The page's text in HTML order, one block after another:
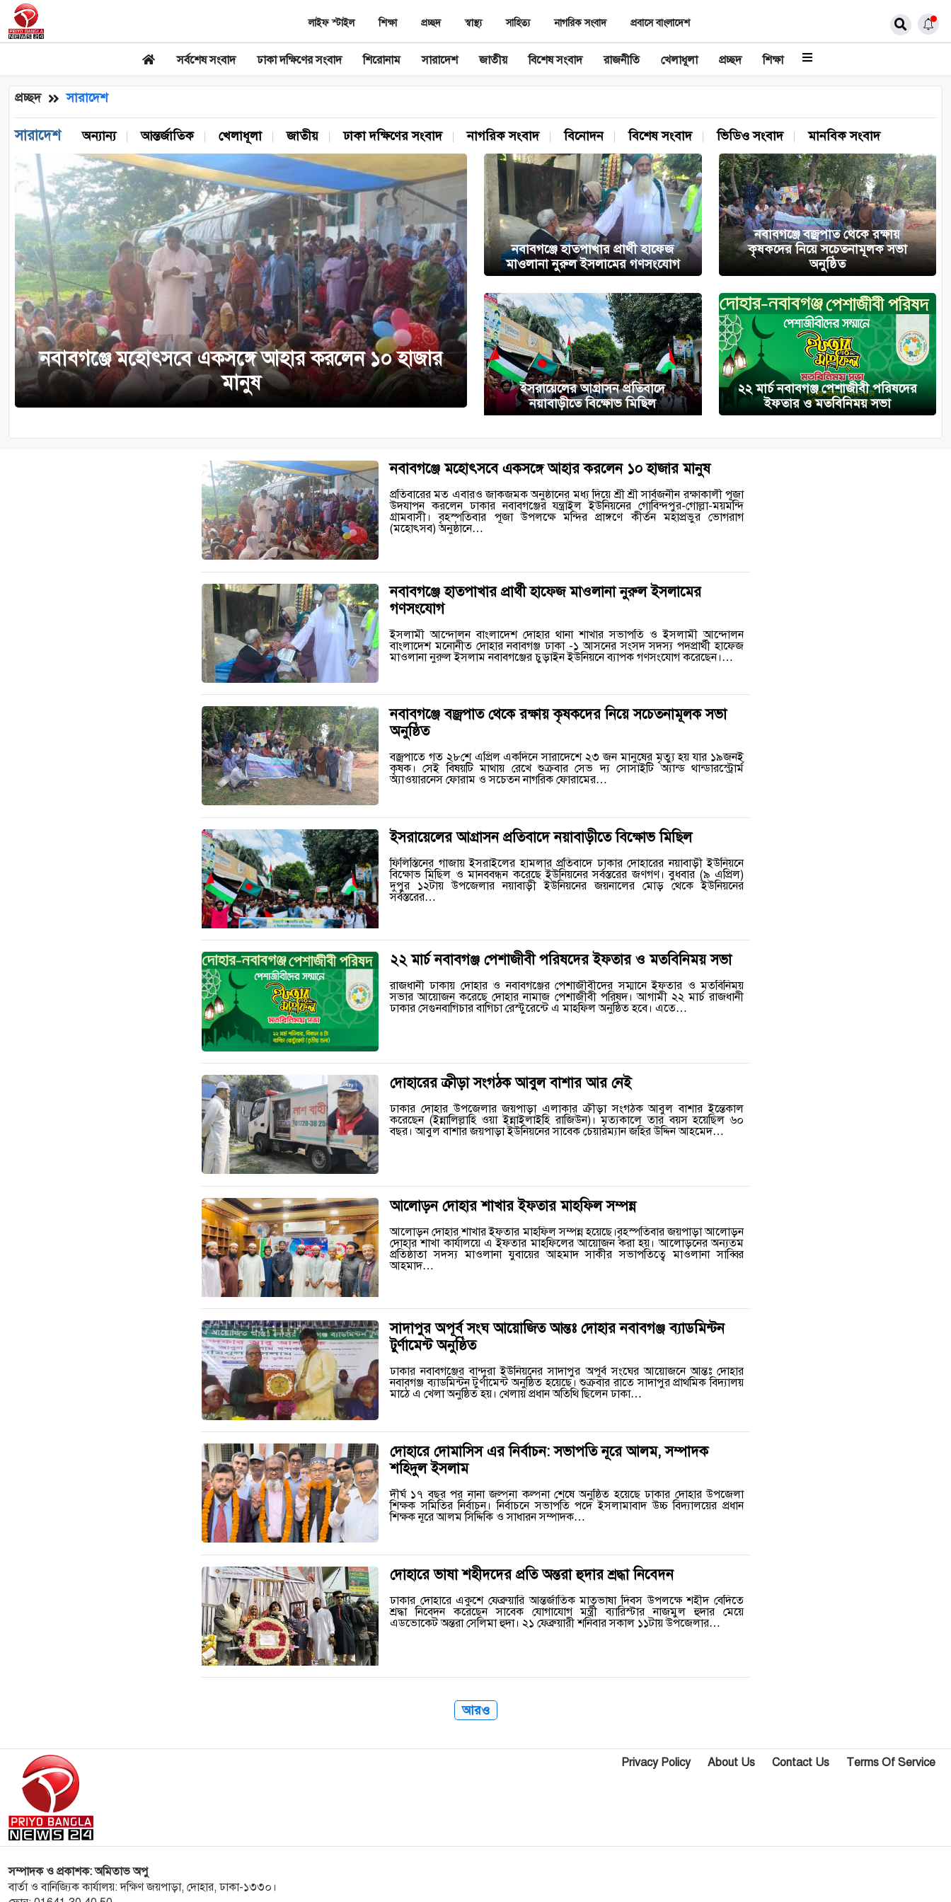
লাইফ স্টাইল শিক্ষা প্রচ্ছদ স্বাস্থ‌্য সাহিত‌্য নাগরিক সংবাদ প্রবাসে বাংলাদেশ
সর্বশেষ সংবাদ ঢাকা দক্ষিণের সংবাদ শিরোনাম সারাদেশ জাতীয় বিশেষ সংবাদ রাজনীতি খেলাধূলা প্রচ্ছদ শিক্ষা
প্রচ্ছদ সারাদেশ
সারাদেশ অন‌্যান‌্য আন্তর্জাতিক খেলাধূলা জাতীয় ঢাকা দক্ষিণের সংবাদ নাগরিক সংবাদ বিনোদন বিশেষ সংবাদ ভিডিও সংবাদ মানবিক সংবাদ
নবাবগঞ্জে মহোৎসবে একসঙ্গে আহার করলেন ১০ হাজার
মানুষ
নবাবগঞ্জে হাতপাখার প্রার্থী হাফেজ
মাওলানা নুরুল ইসলামের গণসংযোগ
নবাবগঞ্জে বজ্রপাত থেকে রক্ষায়
কৃষকদের নিয়ে সচেতনামূলক সভা
অনুষ্ঠিত
ইসরায়েলের আগ্রাসন প্রতিবাদে
নয়াবাড়ীতে বিক্ষোভ মিছিল
২২ মার্চ নবাবগঞ্জ পেশাজীবী পরিষদের
ইফতার ও মতবিনিময় সভা
নবাবগঞ্জে মহোৎসবে একসঙ্গে আহার করলেন ১০ হাজার মানুষ
প্রতিবারের মত এবারও জাকজমক অনুষ্ঠানের মধ্য দিয়ে শ্রী শ্রী সার্বজনীন রক্ষাকালী পূজা
উদযাপন করলেন ঢাকার নবাবগঞ্জের যন্ত্রাইল ইউনিয়নের গোবিন্দপুর-গোল্লা-ময়মন্দি
গ্রামবাসী। বৃহস্পতিবার পূজা উপলক্ষে মন্দির প্রাঙ্গণে কীর্তন মহাপ্রভুর ভোগরাগ
(মহোৎসব) অনুষ্ঠানে…
নবাবগঞ্জে হাতপাখার প্রার্থী হাফেজ মাওলানা নুরুল ইসলামের
গণসংযোগ
ইসলামী আন্দোলন বাংলাদেশ দোহার থানা শাখার সভাপতি ও ইসলামী আন্দোলন
বাংলাদেশ মনোনীত দোহার নবাবগঞ্জ ঢাকা -১ আসনের সংসদ সদস্য পদপ্রার্থী হাফেজ
মাওলানা নুরুল ইসলাম নবাবগঞ্জের চুড়াইন ইউনিয়নে ব্যাপক গণসংযোগ করেছেন।…
নবাবগঞ্জে বজ্রপাত থেকে রক্ষায় কৃষকদের নিয়ে সচেতনামূলক সভা
অনুষ্ঠিত
বজ্রপাতে গত ২৮শে এপ্রিল একদিনে সারাদেশে ২৩ জন মানুষের মৃত্যু হয় যার ১৯জনই
কৃষক। সেই বিষয়টি মাথায় রেখে শুক্রবার সেভ দ্য সোসাইটি অ্যান্ড থান্ডারস্ট্রোর্ম
অ্যাওয়ারনেস ফোরাম ও সচেতন নাগরিক ফোরামের…
ইসরায়েলের আগ্রাসন প্রতিবাদে নয়াবাড়ীতে বিক্ষোভ মিছিল
ফিলিস্তিনের গাজায় ইসরাইলের হামলার প্রতিবাদে ঢাকার দোহারের নয়াবাড়ী ইউনিয়নে
বিক্ষোভ মিছিল ও মানববন্ধন করেছে ইউনিয়নের সর্বস্তরের জণগণ। বুধবার (৯ এপ্রিল)
দুপুর ১২টায় উপজেলার নয়াবাড়ী ইউনিয়নের জয়নালের মোড় থেকে ইউনিয়নের
সর্বস্তরের…
২২ মার্চ নবাবগঞ্জ পেশাজীবী পরিষদের ইফতার ও মতবিনিময় সভা
রাজধানী ঢাকায় দোহার ও নবাবগঞ্জের পেশাজীবীদের সম্মানে ইফতার ও মতবিনিময়
সভার আয়োজন করেছে দোহার নামাজ পেশাজীবী পরিষদ। আগামী ২২ মার্চ রাজধানী
ঢাকার সেগুনবাগিচার বাগিচা রেস্টুরেন্টে এ মাহফিল অনুষ্ঠিত হবে। এতে…
দোহারের ক্রীড়া সংগঠক আবুল বাশার আর নেই
ঢাকার দোহার উপজেলার জয়পাড়া এলাকার ক্রীড়া সংগঠক আবুল বাশার ইন্তেকাল
করেছেন (ইন্নালিল্লাহি ওয়া ইন্নাইলাইহি রাজিউন)। মৃত্যকালে তার বয়স হয়েছিল ৬০
বছর। আবুল বাশার জয়পাড়া ইউনিয়নের সাবেক চেয়ারম্যান জহির উদ্দিন আহমেদ…
আলোড়ন দোহার শাখার ইফতার মাহফিল সম্পন্ন
আলোড়ন দোহার শাখার ইফতার মাহফিল সম্পন্ন হয়েছে।বৃহস্পতিবার জয়পাড়া আলোড়ন
দোহার শাখা কার্যালয়ে এ ইফতার মাহফিলের আয়োজন করা হয়। আলোড়নের অন্যতম
প্রতিষ্ঠাতা সদস্য মাওলানা যুবায়ের আহমাদ সাকীর সভাপতিত্বে মাওলানা সাব্বির
আহমাদ…
সাদাপুর অপূর্ব সংঘ আয়োজিত আন্তঃ দোহার নবাবগঞ্জ ব্যাডমিন্টন
টুর্ণামেন্ট অনুষ্ঠিত
ঢাকার নবাবগঞ্জের বান্দুরা ইউনিয়নের সাদাপুর অপূর্ব সংঘের আয়োজনে আন্তঃ দোহার
নবাবগঞ্জ ব্যাডমিন্টন টুর্ণামেন্ট অনুষ্ঠিত হয়েছে। শুক্রবার রাতে সাদাপুর প্রাথমিক বিদ্যালয়
মাঠে এ খেলা অনুষ্ঠিত হয়। খেলায় প্রধান অতিথি ছিলেন ঢাকা…
দোহারে দোমাসিস এর নির্বাচন: সভাপতি নূরে আলম, সম্পাদক
শহিদুল ইসলাম
দীর্ঘ ১৭ বছর পর নানা জল্পনা কল্পনা শেষে অনুষ্ঠিত হয়েছে ঢাকার দোহার উপজেলা
শিক্ষক সমিতির নির্বাচন। নির্বাচনে সভাপতি পদে ইসলামাবাদ উচ্চ বিদ্যালয়ের প্রধান
শিক্ষক নূরে আলম সিদ্দিকি ও সাধারন সম্পাদক…
দোহারে ভাষা শহীদদের প্রতি অন্তরা হুদার শ্রদ্ধা নিবেদন
ঢাকার দোহারে একুশে ফেব্রুয়ারি আন্তর্জাতিক মাতৃভাষা দিবস উপলক্ষে শহীদ বেদিতে
শ্রদ্ধা নিবেদন করেছেন সাবেক যোগাযোগ মন্ত্রী ব্যারিস্টার নাজমুল হুদার মেয়ে
এডভোকেট অন্তরা সেলিমা হুদা। ২১ ফেব্রুয়ারী শনিবার সকাল ১১টায় উপজেলার…
আরও
Privacy Policy About Us Contact Us Terms Of Service
সম্পাদক ও প্রকাশক: অমিতাভ অপু
বার্তা ও বানিজ্যিক কার্যালয়: দক্ষিণ জয়পাড়া, দোহার, ঢাকা-১৩৩০।